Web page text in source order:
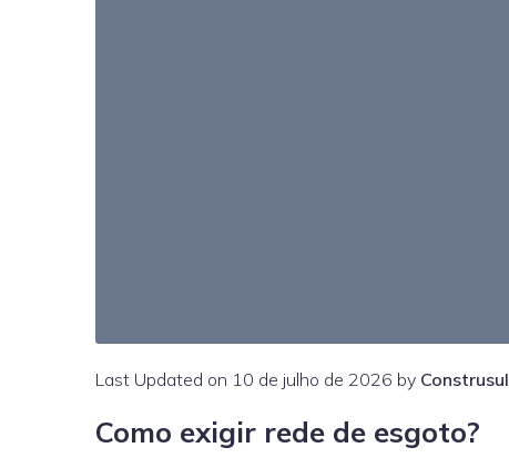
Last Updated on 10 de julho de 2026 by Construsul
Como exigir rede de esgoto?